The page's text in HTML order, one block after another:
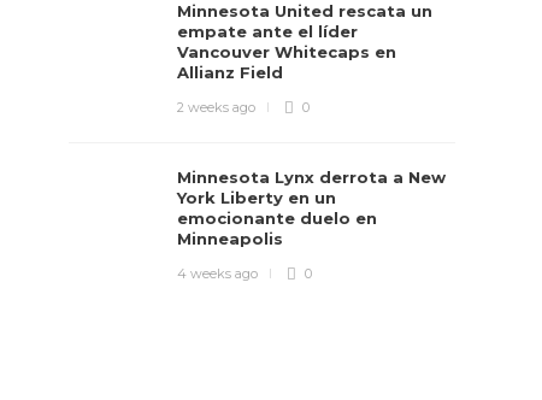
Minnesota United rescata un
empate ante el líder
Vancouver Whitecaps en
Allianz Field
2 weeks ago 0
Minnesota Lynx derrota a New
York Liberty en un
emocionante duelo en
Minneapolis
4 weeks ago 0